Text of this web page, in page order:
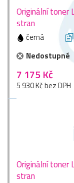
Originální toner
stran
černá
Nedostupné
7 175 Kč
5 930 Kč bez DPH
Originální toner
stran